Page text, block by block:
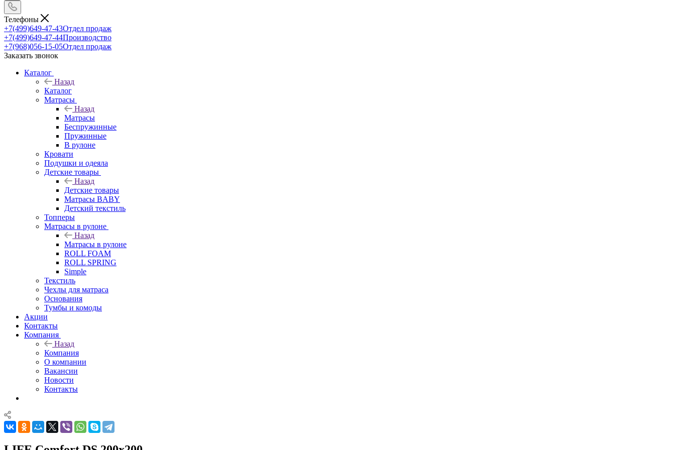
Телефоны
+7(499)649-47-43Отдел продаж
+7(499)649-47-44Производство
+7(968)056-15-05Отдел продаж
Заказать звонок
Каталог
Назад
Каталог
Матрасы
Назад
Матрасы
Беспружинные
Пружинные
В рулоне
Кровати
Подушки и одеяла
Детские товары
Назад
Детские товары
Матрасы BABY
Детский текстиль
Топперы
Матрасы в рулоне
Назад
Матрасы в рулоне
ROLL FOAM
ROLL SPRING
Simple
Текстиль
Чехлы для матраса
Основания
Тумбы и комоды
Акции
Контакты
Компания
Назад
Компания
О компании
Вакансии
Новости
Контакты